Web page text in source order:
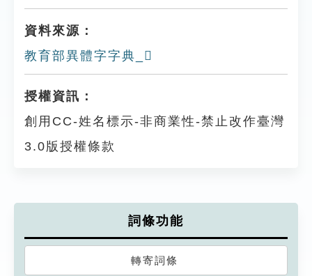
資料來源：
教育部異體字字典_𨇗
授權資訊：
創用CC-姓名標示-非商業性-禁止改作臺灣
3.0版授權條款
詞條功能
轉寄詞條